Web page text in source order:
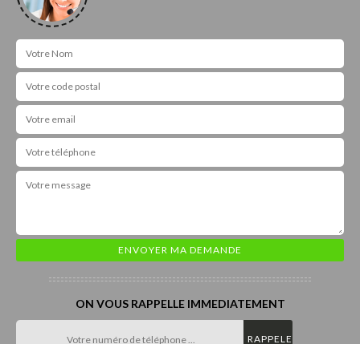
ON VOUS RAPPELLE IMMEDIATEMENT